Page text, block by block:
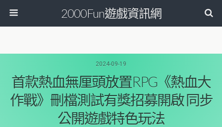
2000Fun遊戲資訊網
2024-09-19
首款熱血無厘頭放置RPG《熱血大
作戰》刪檔測試有獎招募開啟 同步
公開遊戲特色玩法